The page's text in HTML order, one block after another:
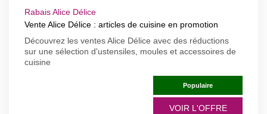
Rabais Alice Délice
Vente Alice Délice : articles de cuisine en promotion
Découvrez les ventes Alice Délice avec des réductions
sur une sélection d'ustensiles, moules et accessoires de
cuisine
Populaire
VOIR L'OFFRE